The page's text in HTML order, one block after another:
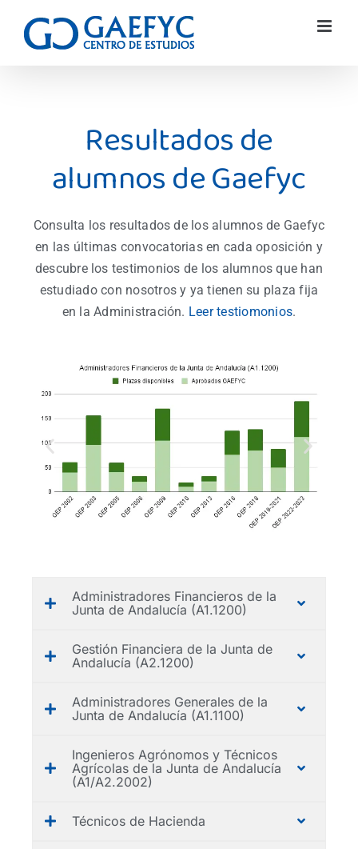
Resultados de
alumnos de Gaefyc
Consulta los resultados de los alumnos de Gaefyc
en las últimas convocatoriasen cada oposición y
descubre los testimonios de los alumnos que han
estudiado con nosotros y ya tienen su plaza fija
en la Administración. Leer testiomonios.
Administradores Financieros de la
Junta de Andalucía (A1.1200)
Gestión Financiera de la Junta de
Andalucía (A2.1200)
Administradores Generales de la
Junta de Andalucía (A1.1100)
Ingenieros Agrónomos y Técnicos
Agrícolas de la Junta de Andalucía
(A1/A2.2002)
Técnicos de Hacienda